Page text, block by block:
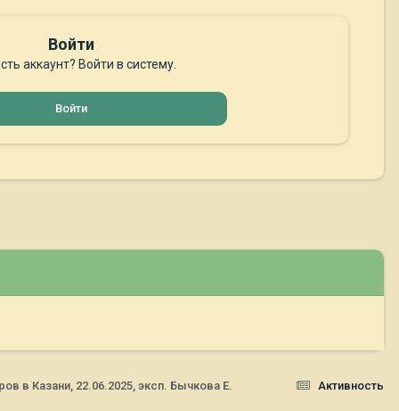
Войти
аккаунт? Войти в систему.
Войти
Активность
в Казани, 22.06.2025, эксп. Бычкова Е.